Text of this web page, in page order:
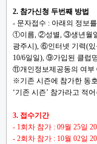
2. 참가신청 두번째 방법
- 문자접수 : 아래의 정보
①이름, ②성별, ③생년월
광주시), ⑥인터넷 기력(
10/6일일), ⑨가입된 클럽
⑪개인정보제공동의 여부
※기존 시즌에 참가한 동
‘기존 시즌’ 참가라고 적
3. 접수기간
- 1회차 참가 : 09월 25일
- 2회차 참가 : 10월 02일